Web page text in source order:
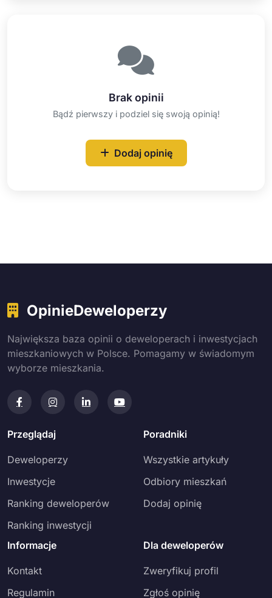
Brak opinii
Bądź pierwszy i podziel się swoją opinią!
Dodaj opinię
OpinieDeweloperzy
Największa baza opinii o deweloperach i inwestycjach
mieszkaniowych w Polsce. Pomagamy w świadomym
wyborze mieszkania.
Przeglądaj
Deweloperzy
Inwestycje
Ranking deweloperów
Ranking inwestycji
Poradniki
Wszystkie artykuły
Odbiory mieszkań
Dodaj opinię
Informacje
Kontakt
Regulamin
Dla deweloperów
Zweryfikuj profil
Zgłoś opinię